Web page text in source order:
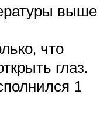
выше
что
глаз.
1